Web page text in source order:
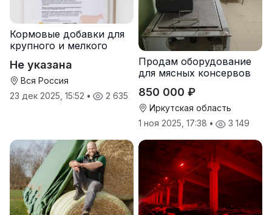
Кормовые добавки для
крупного и мелкого
Не указана
Вся Россия
23 дек 2025, 15:52 • 2 635
Продам оборудование
для мясных консервов
850 000 ₽
Иркутская область
1 ноя 2025, 17:38 • 3 149